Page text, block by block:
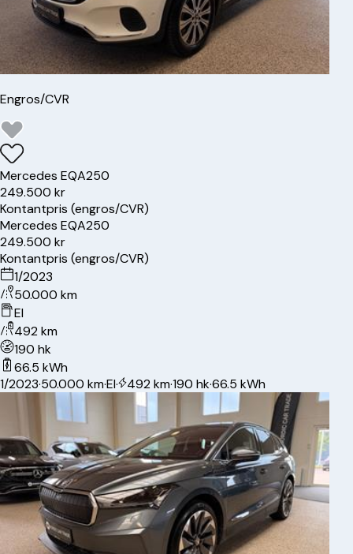
Engros/CVR
Mercedes EQA250
249.500 kr
Kontantpris (engros/CVR)
Mercedes EQA250
249.500 kr
Kontantpris (engros/CVR)
1/2023
50.000 km
El
492 km
190 hk
66.5 kWh
1/2023·50.000 km·El· 492 km·190 hk·66.5 kWh